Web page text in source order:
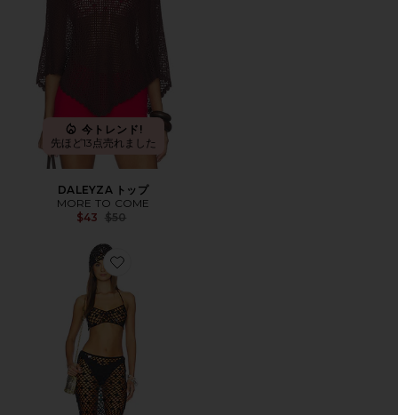
今トレンド!
先ほど13点売れました
DALEYZA トップ
MORE TO COME
$43 Previous price:
$50
Favorite MARLIE セット